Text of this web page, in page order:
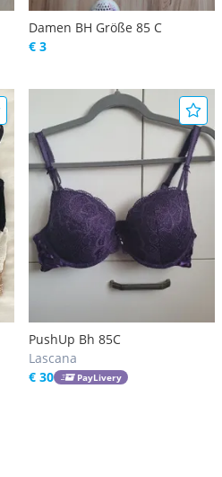
Damen BH Größe 85 C
€ 3
PushUp Bh 85C
Lascana
€ 30
PayLivery